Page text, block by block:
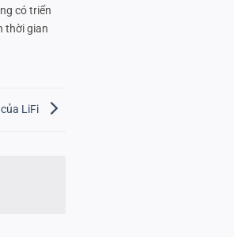
có triển
thời gian
LiFi